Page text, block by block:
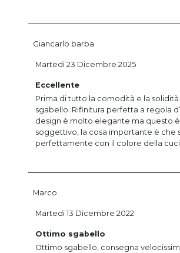
Giancarlo barba
Eccellente
Prima di tutto la comodità e la
sgabello. Rifinitura perfetta a regola
design è molto elegante ma questo
soggettivo, la cosa importante è che
perfettamente con il colore della
Martedi 23 Dicembre 2025
Marco
Ottimo sgabello
Ottimo sgabello, consegna
Martedi 13 Dicembre 2022